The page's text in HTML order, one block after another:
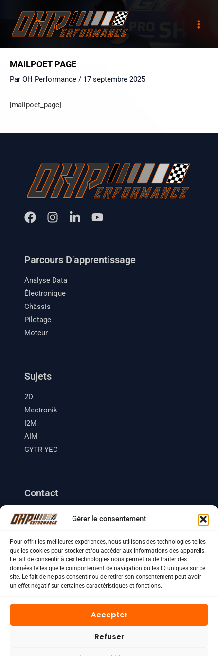
Gérer le consentement
Pour offrir les meilleures expériences, nous utilisons des technologies telles
que les cookies pour stocker et/ou accéder aux informations des appareils.
Le fait de consentir à ces technologies nous permettra de traiter des
données telles que le comportement de navigation ou les ID uniques sur ce
site. Le fait de ne pas consentir ou de retirer son consentement peut avoir
un effet négatif sur certaines caractéristiques et fonctions.
Accepter
Refuser
contenu
MAILPOET PAGE
Par OH Performance / 17 septembre 2025
[mailpoet_page]
Parcours D’apprentissage
Analyse Data
Électronique
Châssis
Pilotage
Moteur
Sujets
2D
Mectronik
I2M
AIM
GYTR YEC
Contact
Barcelona, Espagne
+33 (0) 633 18 35 41
+34 (0) 634 46 49 70
contact.ohperformance@gmail.com
Crédit photo
Mentions Légales
Politique de confidentialité